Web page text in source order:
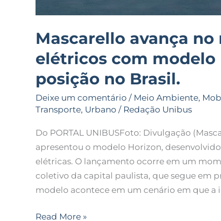
Mascarello avança
elétricos com
posição no Brasil.
Deixe um comentário / Meio Ambiente,
Transporte, Urbano / Redação Unibus
Do PORTAL UNIBUSFoto: Divulgação
apresentou o modelo Horizon,
elétricas. O lançamento ocorre em um
coletivo da capital paulista, que segue em
modelo acontece em um cenário em que a
Read More »